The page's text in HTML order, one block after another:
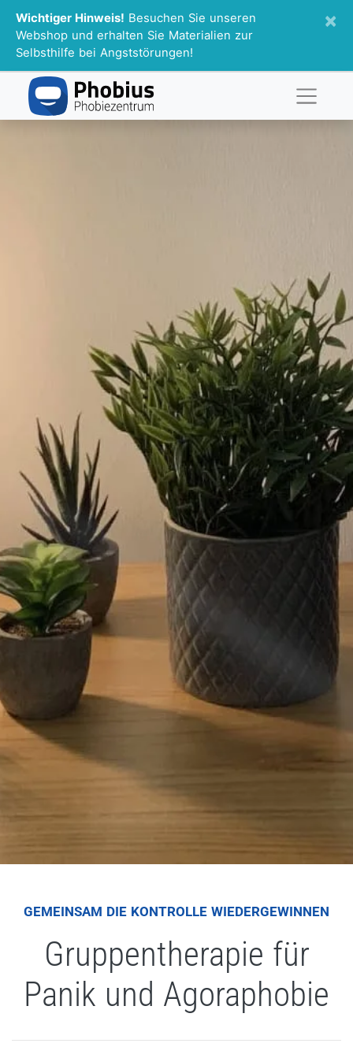
Wichtiger Hinweis! Besuchen Sie unseren
Webshop und erhalten Sie Materialien zur
Selbsthilfe bei Angststörungen!
×
GEMEINSAM DIE KONTROLLE WIEDERGEWINNEN
Gruppentherapie für
Panik und Agoraphobie